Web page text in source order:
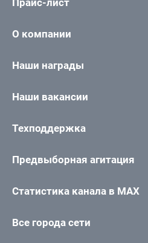
О компании
Наши награды
Наши вакансии
Техподдержка
Предвыборная агитация
Статистика канала в MAX
Все города сети